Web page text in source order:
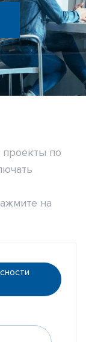
проекты по
на